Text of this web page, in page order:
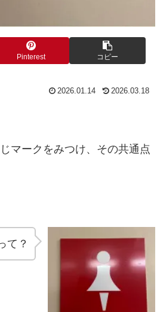
Pinterest コピー
2026.01.14 2026.03.18
マークをみつけ、その共通点
て？